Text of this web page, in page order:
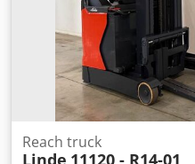
Reach truck